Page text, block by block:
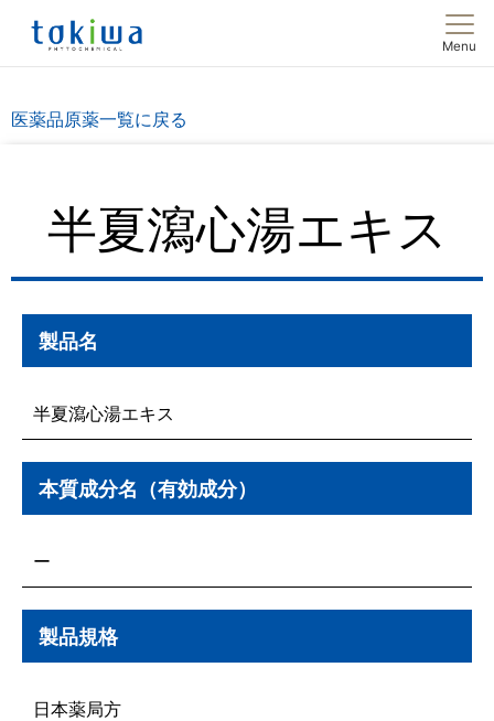
Menu
医薬品原薬一覧に戻る
半夏瀉心湯エキス
製品名
半夏瀉心湯エキス
本質成分名（有効成分）
ー
製品規格
日本薬局方